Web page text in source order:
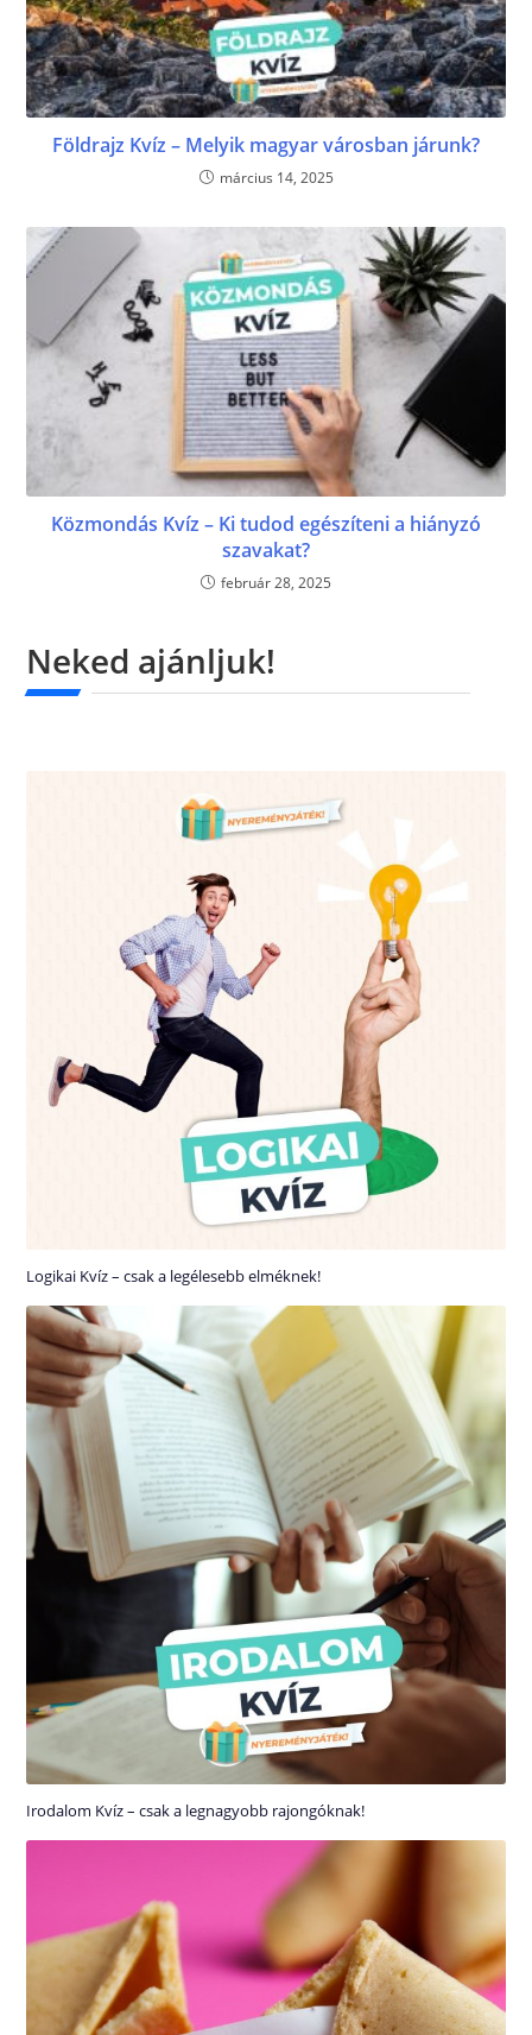
Földrajz Kvíz – Melyik magyar városban járunk?
március 14, 2025
Közmondás Kvíz – Ki tudod egészíteni a hiányzó
szavakat?
február 28, 2025
Neked ajánljuk!
Logikai Kvíz – csak a legélesebb elméknek!
Irodalom Kvíz – csak a legnagyobb rajongóknak!